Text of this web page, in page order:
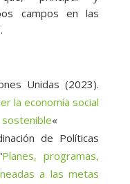
campos en las
Unidas (2023).
la economía social
«
de Políticas
Planes, programas,
a las metas